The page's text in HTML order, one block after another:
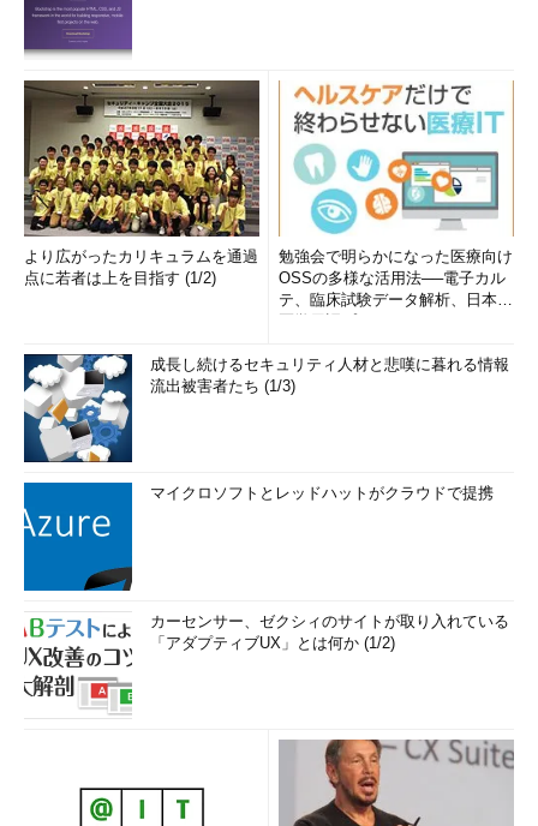
より広がったカリキュラムを通過
点に若者は上を目指す (1/2)
勉強会で明らかになった医療向け
OSSの多様な活用法──電子カル
テ、臨床試験データ解析、日本語
成長し続けるセキュリティ人材と悲嘆に暮れる情報
流出被害者たち (1/3)
マイクロソフトとレッドハットがクラウドで提携
カーセンサー、ゼクシィのサイトが取り入れている
「アダプティブUX」とは何か (1/2)